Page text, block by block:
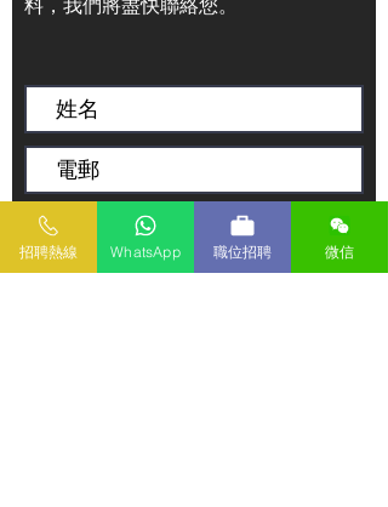
料，我們將盡快聯絡您。
招聘熱線 WhatsApp 職位招聘 微信